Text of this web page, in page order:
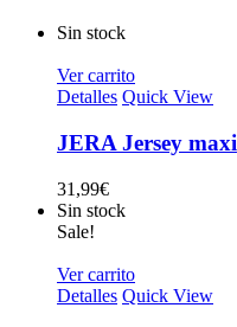
Sin stock
Ver carrito
Detalles Quick View
JERA Jersey maxi
31,99€
Sin stock
Sale!
Ver carrito
Detalles Quick View